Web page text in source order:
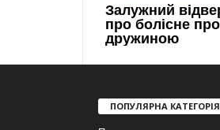
ПОПУЛЯРНА КАТЕГОРІЯ